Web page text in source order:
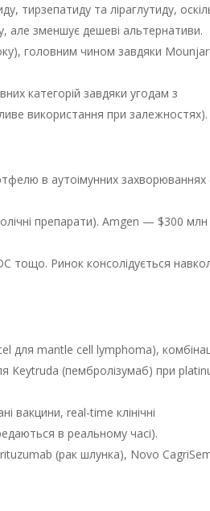
тирзепатиду та ліраглутиду,
але зменшує дешеві альтернативи.
головним чином завдяки
категорій завдяки угодам з
використання при залежностях).
в аутоімунних захворюваннях
препарати). Amgen — $300 млн
тощо. Ринок консолідується
для mantle cell lymphoma),
Keytruda (пембролізумаб) при
вакцини, real-time клінічні
в реальному часі).
(рак шлунка), Novo